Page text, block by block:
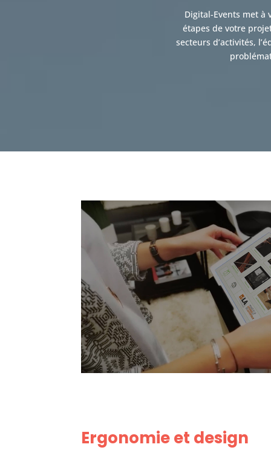
Digital-Events met
étapes de votre
secteurs d’activités,
Ergonomie et design